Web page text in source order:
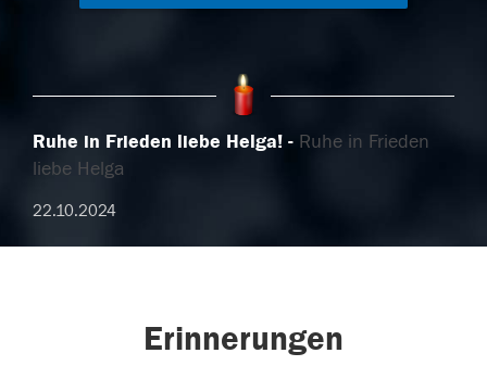
Ruhe in Frieden liebe Helga!
Ruhe in Frieden
liebe Helga
22.10.2024
Erinnerungen